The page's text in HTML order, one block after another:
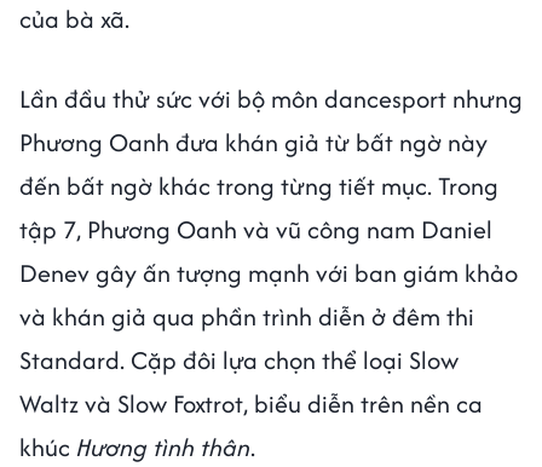
của bà xã.
Lần đầu thử sức với bộ môn dancesport nhưng
Phương Oanh đưa khán giả từ bất ngờ này
đến bất ngờ khác trong từng tiết mục. Trong
tập 7, Phương Oanh và vũ công nam Daniel
Denev gây ấn tượng mạnh với ban giám khảo
và khán giả qua phần trình diễn ở đêm thi
Standard. Cặp đôi lựa chọn thể loại Slow
Waltz và Slow Foxtrot, biểu diễn trên nền ca
khúc Hương tình thân.